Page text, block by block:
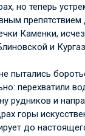
но теперь
препятствием
Каменки,
и
пытались
перехватили
рудников и
горы
до